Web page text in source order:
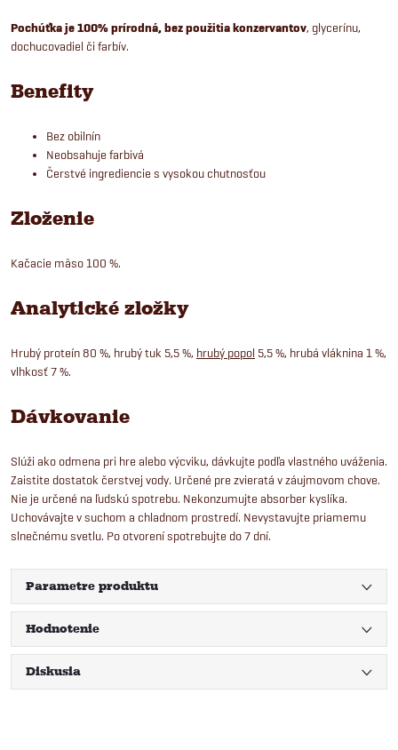
Pochúťka je 100% prírodná, bez použitia konzervantov, glycerínu,
dochucovadiel či farbív.
Benefity
Bez obilnín
Neobsahuje farbivá
Čerstvé ingrediencie s vysokou chutnosťou
Zloženie
Kačacie mäso 100 %.
Analytické zložky
Hrubý proteín 80 %, hrubý tuk 5,5 %, hrubý popol 5,5 %, hrubá vláknina 1 %,
vlhkosť 7 %.
Dávkovanie
Slúži ako odmena pri hre alebo výcviku, dávkujte podľa vlastného uváženia.
Zaistite dostatok čerstvej vody. Určené pre zvieratá v záujmovom chove.
Nie je určené na ľudskú spotrebu. Nekonzumujte absorber kyslíka.
Uchovávajte v suchom a chladnom prostredí. Nevystavujte priamemu
slnečnému svetlu. Po otvorení spotrebujte do 7 dní.
Parametre produktu
Hodnotenie
Diskusia